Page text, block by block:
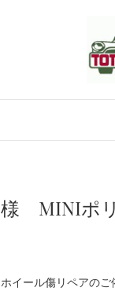
MINIポ
イール傷リペアのご